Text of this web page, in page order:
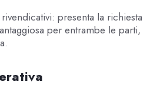
presenta la richiesta
per entrambe le parti,